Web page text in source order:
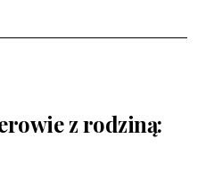
z rodziną: